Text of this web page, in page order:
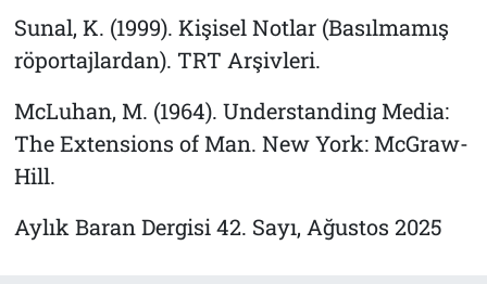
Sunal, K. (1999). Kişisel Notlar (Basılmamış
röportajlardan). TRT Arşivleri.
McLuhan, M. (1964). Understanding Media:
The Extensions of Man. New York: McGraw-
Hill.
Aylık Baran Dergisi 42. Sayı, Ağustos 2025